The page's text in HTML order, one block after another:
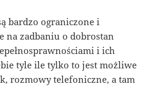
bardzo ograniczone i
na zadbaniu o dobrostan
i ich
tyle ile tylko to jest możliwe
rozmowy telefoniczne, a tam